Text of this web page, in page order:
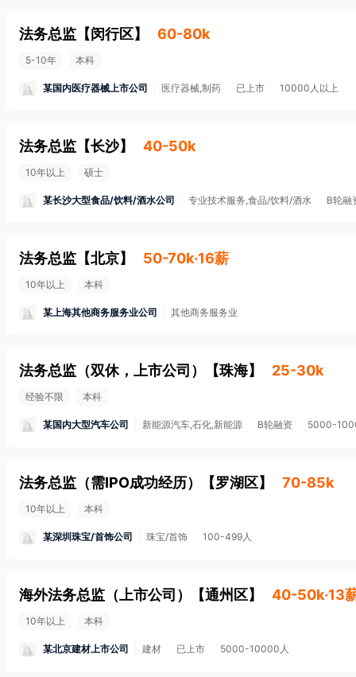
法务总监 【闵行区】 60-80k
5-10年 本科
某国内医疗器械上市公司 医疗器械,制药 已上市 10000人以上
法务总监 【长沙】 40-50k
10年以上 硕士
某长沙大型食品/饮料/酒水公司 专业技术服务,食品/饮料/酒水 B轮融
法务总监 【北京】 50-70k·16薪
10年以上 本科
某上海其他商务服务业公司 其他商务服务业
法务总监（双休，上市公司） 【珠海】 25-30k
经验不限 本科
某国内大型汽车公司 新能源汽车,石化,新能源 B轮融资 5000-
法务总监（需IPO成功经历） 【罗湖区】 70-85k
10年以上 本科
某深圳珠宝/首饰公司 珠宝/首饰 100-499人
海外法务总监（上市公司） 【通州区】 40-50k·13
10年以上 本科
某北京建材上市公司 建材 已上市 5000-10000人